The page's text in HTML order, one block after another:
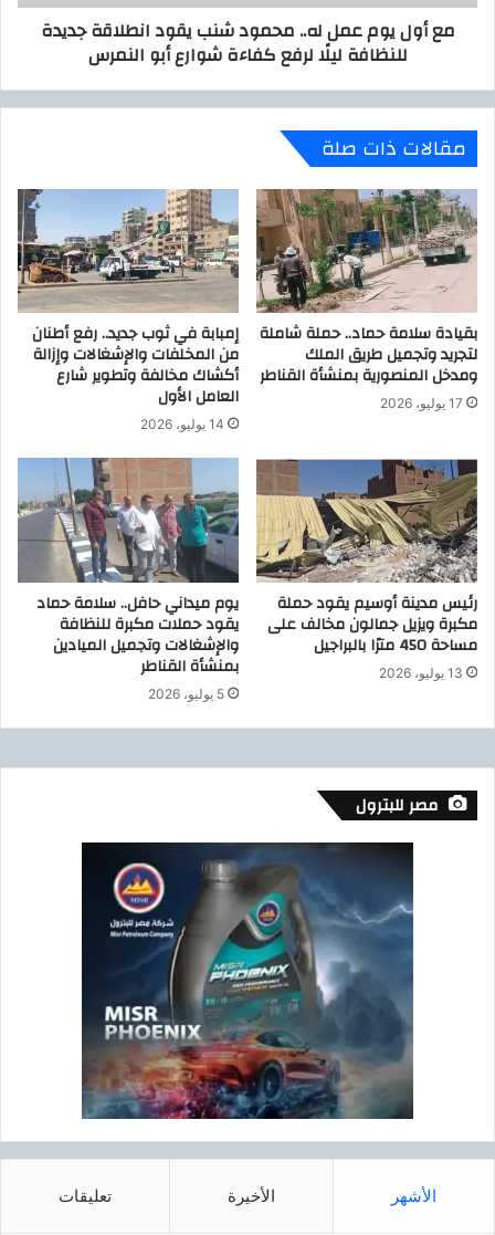
ل
ز
ا
ي
ا
ت
ؤ
ك
د
ا
س
ت
ق
ر
ا
ر
ا
ل
ي
م
ع
م
ح
م
و
د
ب
ي
ق
و
ن
ط
ل
ا
ق
ة
ج
د
ي
د
ل
ن
ظ
ا
ء
مع أول يوم عمل له.. محمود شنب يقود انطلاقة جديدة
للنظافة ليلًا لرفع كفاءة شوارع أبو النمرس
مقالات ذات صلة
بقيادة سلامة حماد.. حملة شاملة
لتجريد وتجميل طريق الملك
ومدخل المنصورية بمنشأة القناطر
17 يوليو، 2026
إمبابة في ثوب جديد.. رفع أطنان
من المخلفات والإشغالات وإزالة
أكشاك مخالفة وتطوير شارع
العامل الأول
14 يوليو، 2026
رئيس مدينة أوسيم يقود حملة
مكبرة ويزيل جمالون مخالف على
مساحة 450 مترًا بالبراجيل
13 يوليو، 2026
يوم ميداني حافل.. سلامة حماد
يقود حملات مكبرة للنظافة
والإشغالات وتجميل الميادين
بمنشأة القناطر
5 يوليو، 2026
مصر للبترول
الأشهر الأخيرة تعليقات